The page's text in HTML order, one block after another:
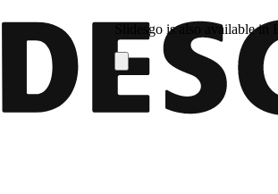
Slidesgo is also available in